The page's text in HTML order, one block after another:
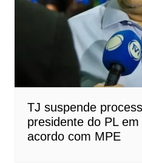
TJ suspende
presidente do PL
acordo com MPE